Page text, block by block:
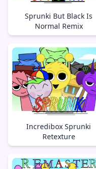
Sprunki But Black Is
Normal Remix
Incredibox Sprunki
Retexture